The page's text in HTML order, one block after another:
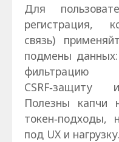
Для
регистрация,
связь)
подмены
фильтрацию
CSRF‑защиту
Полезны капчи
под UX и нагрузку.